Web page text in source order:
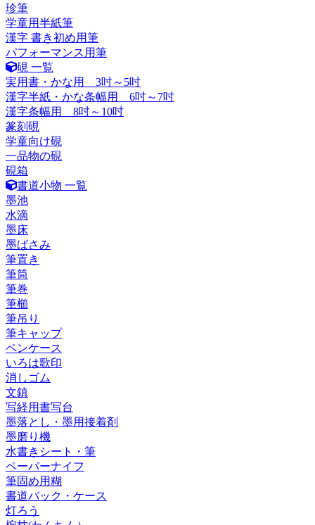
珍筆
学童用半紙筆
漢字 書き初め用筆
パフォーマンス用筆
硯 一覧
実用書・かな用 3吋～5吋
漢字半紙・かな条幅用 6吋～7吋
漢字条幅用 8吋～10吋
篆刻硯
学童向け硯
一品物の硯
硯箱
書道小物 一覧
墨池
水滴
墨床
墨ばさみ
筆置き
筆筒
筆巻
筆櫛
筆吊り
筆キャップ
ペンケース
いろは歌印
消しゴム
文鎮
写経用書写台
墨落とし・墨用接着剤
墨磨り機
水書きシート・筆
ペーパーナイフ
筆固め用糊
書道バック・ケース
灯ろう